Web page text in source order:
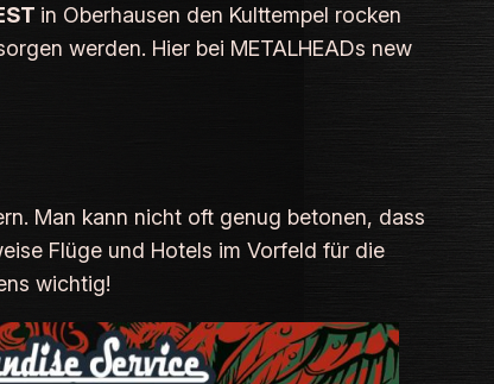
in Oberhausen den Kulttempel rocken
werden. Hier bei METALHEADs new
Man kann nicht oft genug betonen, dass
Flüge und Hotels im Vorfeld für die
wichtig!